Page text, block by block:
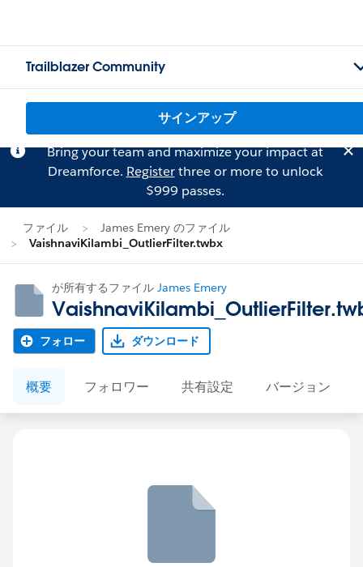
Trailblazer Community
サインアップ
Bring your team and maximize your impact at
Dreamforce. Registerthree or more to unlock
$999 passes.
ファイル
James Emery のファイル
VaishnaviKilambi_OutlierFilter.twbx
が所有するファイル James Emery
フォロー ダウンロード
概要 フォロワー 共有設定 バージョン